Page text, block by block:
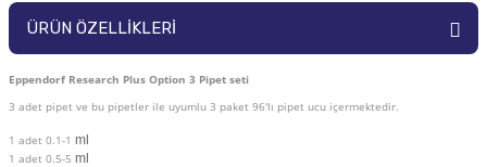
ÜRÜN ÖZELLİKLERİ
Eppendorf Research Plus Option 3 Pipet seti
3 adet pipet ve bu pipetler ile uyumlu 3 paket 96'lı pipet ucu içermektedir.
1 adet 0.1-1 ml
1 adet 0.5-5 ml